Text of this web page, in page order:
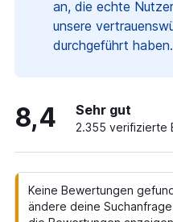
an, die echte
unsere
durchgeführt haben.
8,4 Sehr gut
2.355 verifizierte
Keine Bewertungen
ändere deine